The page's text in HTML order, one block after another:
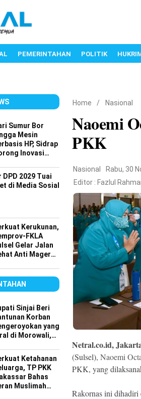
PEMERINTAHAN POLITIK
Sumur Bor
Mesin
HP, Sidrap
Inovasi
2029 Tuai
di Media Sosial
Kerukunan,
FKLA
Gelar Jalan
Anti Mager
Agama
Sinjai Beri
Korban
yang
di Morowali,
Ketahanan
TP PKK
Bahas
Muslimah
Home / Nasional
Naoemi
PKK
Nasional
Rabu, 30
Editor : Fazlul
Netral.co.id,
(Sulsel),Naoemi
PKK, yang
Rakornas ini dihadiri